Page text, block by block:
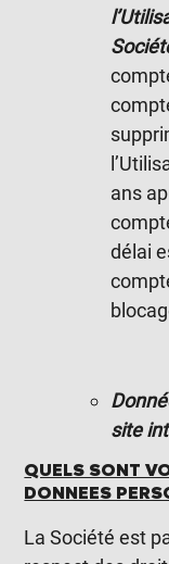
ans
délai
site
QUELS SONT
DONNEES
La Société est